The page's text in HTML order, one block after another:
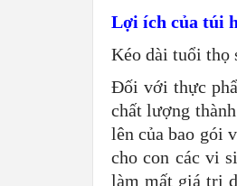
Lợi ích của túi
Kéo dài tuổi thọ
Đối với thực
chất lượng
lên của bao gói
cho con các vi
làm mất giá trị